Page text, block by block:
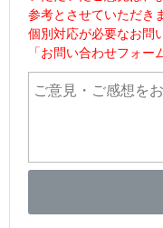
参考とさせていただき
個別対応が必要なお問
「お問い合わせフォー